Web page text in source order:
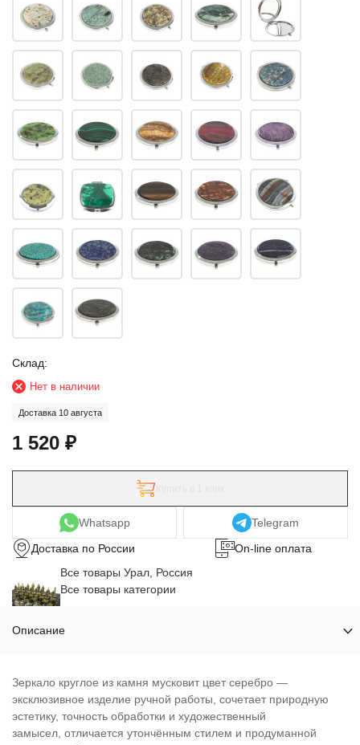
Склад:
Нет в наличии
Доставка 10 августа
1 520 ₽
Whatsapp
Telegram
Доставка по России
On-line оплата
Все товары Урал, Россия
Все товары категории
Описание
Зеркало круглое из камня мусковит цвет серебро —
эксклюзивное изделие ручной работы, сочетает природную
эстетику, точность обработки и художественный
замысел, отличается утончённым стилем и продуманной